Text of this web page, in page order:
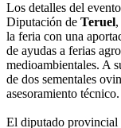
Los detalles del
Diputación de Teruel
la feria con una
de ayudas a ferias
medioambientales. A
de dos sementales
asesoramiento técnico.
El diputado provincial